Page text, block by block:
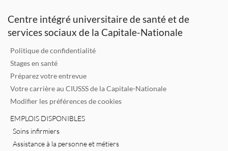
dI
n
r
o
Centre intégré universitaire de santé et de
services sociaux de la Capitale-Nationale
Politique de confidentialité
Stages en santé
Préparez votre entrevue
Votre carrière au CIUSSS de la Capitale-Nationale
Modifier les préférences de cookies
EMPLOIS DISPONIBLES
Soins infirmiers
Assistance à la personne et métiers